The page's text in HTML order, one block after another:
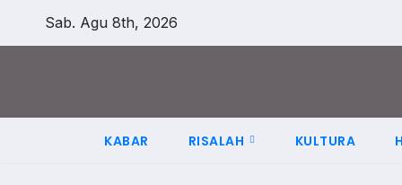
Sab. Agu 8th, 2026
KABAR RISALAH KULTURA